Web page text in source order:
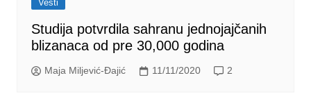
Vesti
Studija potvrdila sahranu jednojajčanih
blizanaca od pre 30,000 godina
Maja Miljević-Đajić 11/11/2020 2